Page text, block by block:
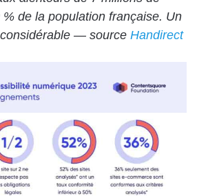
de la population française. Un
— source Handirect